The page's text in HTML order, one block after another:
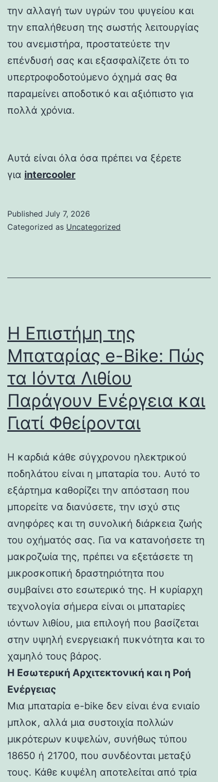
την αλλαγή των υγρών του ψυγείου και
την επαλήθευση της σωστής λειτουργίας
του ανεμιστήρα, προστατεύετε την
επένδυσή σας και εξασφαλίζετε ότι το
υπερτροφοδοτούμενο όχημά σας θα
παραμείνει αποδοτικό και αξιόπιστο για
πολλά χρόνια.
Αυτά είναι όλα όσα πρέπει να ξέρετε
για intercooler
Published July 7, 2026
Categorized as Uncategorized
Η Επιστήμη της
Μπαταρίας e-Bike: Πώς
τα Ιόντα Λιθίου
Παράγουν Ενέργεια και
Γιατί Φθείρονται
Η καρδιά κάθε σύγχρονου ηλεκτρικού
ποδηλάτου είναι η μπαταρία του. Αυτό το
εξάρτημα καθορίζει την απόσταση που
μπορείτε να διανύσετε, την ισχύ στις
ανηφόρες και τη συνολική διάρκεια ζωής
του οχήματός σας. Για να κατανοήσετε τη
μακροζωία της, πρέπει να εξετάσετε τη
μικροσκοπική δραστηριότητα που
συμβαίνει στο εσωτερικό της. Η κυρίαρχη
τεχνολογία σήμερα είναι οι μπαταρίες
ιόντων λιθίου, μια επιλογή που βασίζεται
στην υψηλή ενεργειακή πυκνότητα και το
χαμηλό τους βάρος.
Η Εσωτερική Αρχιτεκτονική και η Ροή
Ενέργειας
Μια μπαταρία e-bike δεν είναι ένα ενιαίο
μπλοκ, αλλά μια συστοιχία πολλών
μικρότερων κυψελών, συνήθως τύπου
18650 ή 21700, που συνδέονται μεταξύ
τους. Κάθε κυψέλη αποτελείται από τρία